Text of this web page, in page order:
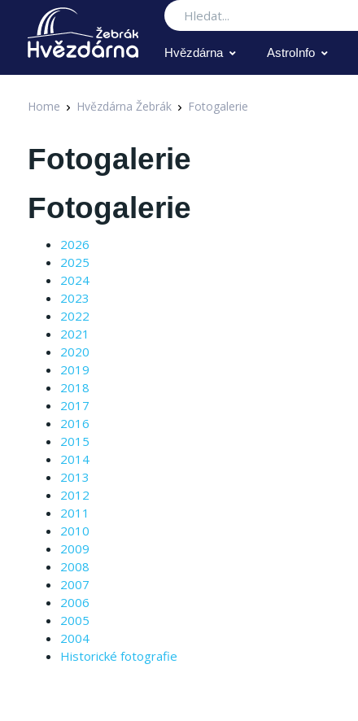
Hledat
Hvězdárna AstroInfo
Home Hvězdárna Žebrák Fotogalerie
Fotogalerie
Fotogalerie
2026
2025
2024
2023
2022
2021
2020
2019
2018
2017
2016
2015
2014
2013
2012
2011
2010
2009
2008
2007
2006
2005
2004
Historické fotografie